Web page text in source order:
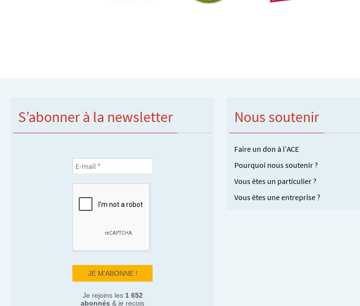
S’abonner à la newsletter
Je rejoins les 1 652
abonnés & je reçois
Nous soutenir
Faire un don à l’ACE
Pourquoi nous soutenir ?
Vous êtes un particulier ?
Vous êtes une entreprise ?